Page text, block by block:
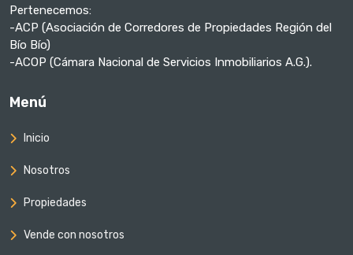
Pertenecemos:
-ACP (Asociación de Corredores de Propiedades Región del
Bío Bío)
-ACOP (Cámara Nacional de Servicios Inmobiliarios A.G.).
Menú
Inicio
Nosotros
Propiedades
Vende con nosotros